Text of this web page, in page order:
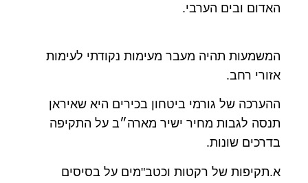
האדום ובים הערבי.
המשמעות תהיה מעבר מעימות נקודתי לעימות
אזורי רחב.
ההערכה של גורמי ביטחון בכירים היא שאיראן
תנסה לגבות מחיר ישיר מארה״ב על התקיפה
בדרכים שונות.
א.תקיפות של רקטות וכטב"מים על בסיסים